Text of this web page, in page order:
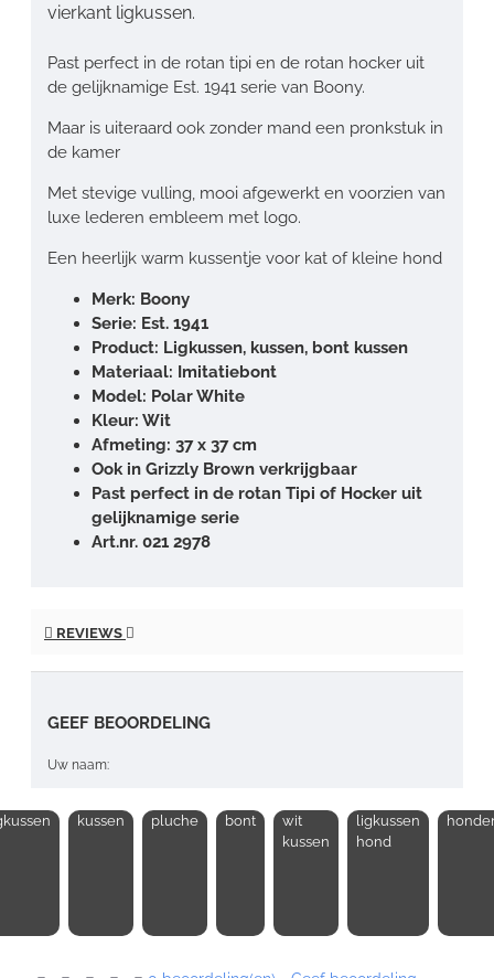
vierkant ligkussen.
Past perfect in de rotan tipi en de rotan hocker uit
de gelijknamige Est. 1941 serie van Boony.
Maar is uiteraard ook zonder mand een pronkstuk in
de kamer
Met stevige vulling, mooi afgewerkt en voorzien van
luxe lederen embleem met logo.
Een heerlijk warm kussentje voor kat of kleine hond
Merk: Boony
Serie: Est. 1941
Product: Ligkussen, kussen, bont kussen
Materiaal: Imitatiebont
Model: Polar White
Kleur: Wit
Afmeting: 37 x 37 cm
Ook in Grizzly Brown verkrijgbaar
Past perfect in de rotan Tipi of Hocker uit
gelijknamige serie
Art.nr. 021 2978
REVIEWS
GEEF BEOORDELING
Uw naam:
kussen pluche bont
wit
kussen
ligkussen
hond